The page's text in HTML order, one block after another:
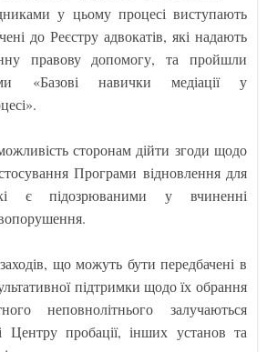
у цьому процесі виступають
до Реєстру адвокатів, які надають
правову допомогу, та пройшли
«Базові навички медіації у
сторонам дійти згоди щодо
Програми відновлення для
є підозрюваними у вчиненні
що можуть бути передбачені в
підтримки щодо їх обрання
неповнолітнього залучаються
Центру пробації, інших установ та